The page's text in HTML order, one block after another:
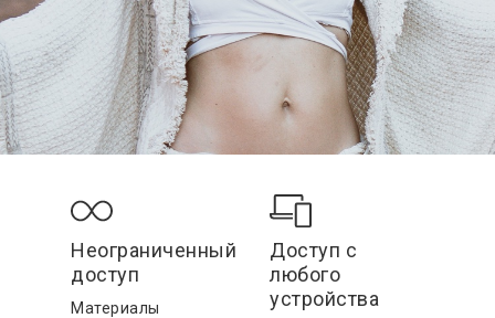
Неограниченный
доступ
Материалы
Доступ с
любого
устройства